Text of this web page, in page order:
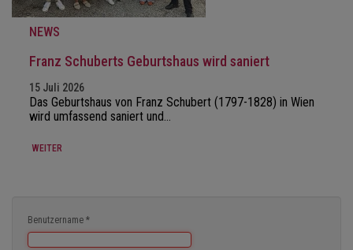
NEWS
Franz Schuberts Geburtshaus wird saniert
15 Juli 2026
Das Geburtshaus von Franz Schubert (1797-1828) in Wien
wird umfassend saniert und…
WEITER
Benutzername *